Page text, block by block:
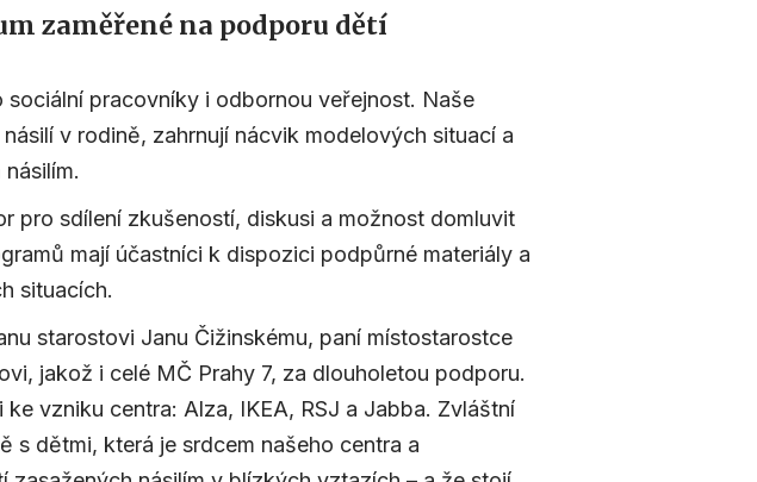
zaměřené na podporu dětí
pracovníky i odbornou veřejnost. Naše
v rodině, zahrnují nácvik modelových situací a
pro sdílení zkušeností, diskusi a možnost domluvit
mají účastníci k dispozici podpůrné materiály a
situacích.
starostovi Janu Čižinskému, paní místostarostce
jakož i celé MČ Prahy 7, za dlouholetou podporu.
vzniku centra: Alza, IKEA, RSJ a Jabba. Zvláštní
s dětmi, která je srdcem našeho centra a